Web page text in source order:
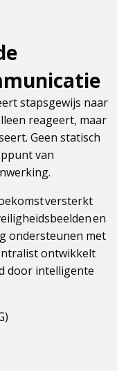
stapsgewijs naar
reageert, maar
Geen statisch
van
versterkt
en
ondersteunen met
ontwikkelt
door intelligente